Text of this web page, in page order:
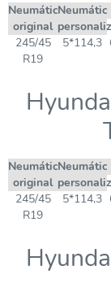
Neumático
original
Neumático
245/45
R19
5*114,3
Neumático
original
Neumático
245/45
R19
5*114,3